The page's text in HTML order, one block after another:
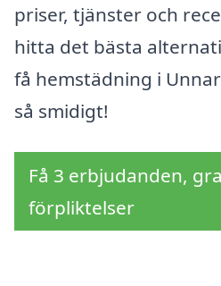
priser, tjänster och
hitta det bästa
få hemstädning i
så smidigt!
Få 3 erbjudanden,
förpliktelser